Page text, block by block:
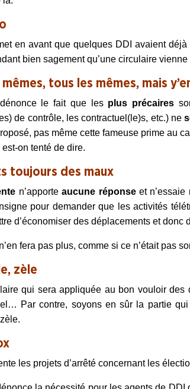
en avant que quelques DDI avaient
bien sagement qu’une circulaire vienne
tous les mêmes, mais
le fait que les plus précaires
de contrôle, les contractuel (le)s, etc.) ne
pas même cette fameuse prime au
est-on tenté de dire.
toujours des maux
n’apporteaucune réponseet n’essaie
pour demander que les activités
d’économiser des déplacements et donc
fera pas plus, comme si ce n’était pas
zèle
qui sera appliquée au bon vouloir des
Par contre, soyons en sûr la partie
les projets d’arrêté concernant les